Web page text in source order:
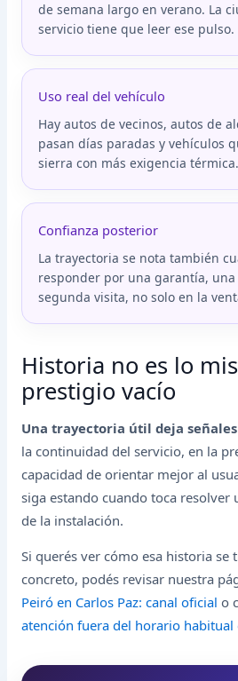
de semana largo en verano. La
servicio tiene que leer ese pulso.
Uso real del vehículo
Hay autos de vecinos, autos de
pasan días paradas y vehículos
sierra con más exigencia térmica.
Confianza posterior
La trayectoria se nota también
responder por una garantía,
segunda visita, no solo en la
Historia no es lo
prestigio vacío
Una trayectoria útil deja
la continuidad del servicio, en la
capacidad de orientar mejor al
siga estando cuando toca resolver
de la instalación.
Si querés ver cómo esa historia se
concreto, podés revisar nuestra
Peiró en Carlos Paz: canal oficial o
atención fuera del horario habitual